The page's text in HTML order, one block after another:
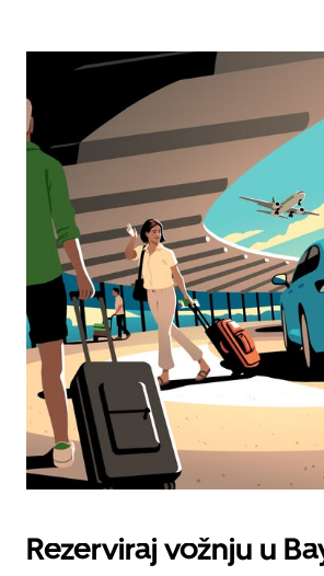
Rezerviraj vožnju u